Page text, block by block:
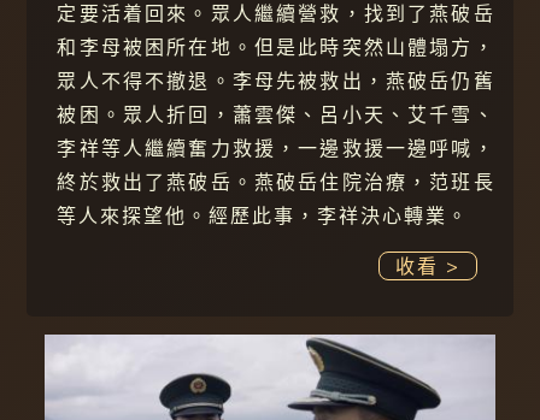
定要活着回來。眾人繼續營救，找到了燕破岳
和李母被困所在地。但是此時突然山體塌方，
眾人不得不撤退。李母先被救出，燕破岳仍舊
被困。眾人折回，蕭雲傑、呂小天、艾千雪、
李祥等人繼續奮力救援，一邊救援一邊呼喊，
終於救出了燕破岳。燕破岳住院治療，范班長
等人來探望他。經歷此事，李祥決心轉業。
收看 >